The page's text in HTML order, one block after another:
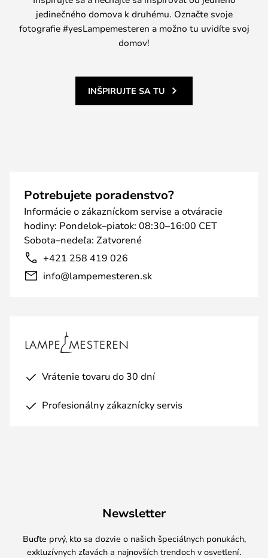
jedinečného domova k druhému. Označte svoje
fotografie #yesLampemesteren a možno tu uvidíte svoj
domov!
INŠPIRUJTE SA TU
Potrebujete poradenstvo?
Informácie o zákazníckom servise a otváracie
hodiny: Pondelok–piatok: 08:30–16:00 CET
Sobota–nedeľa: Zatvorené
+421 258 419 026
info@lampemesteren.sk
Vrátenie tovaru do 30 dní
Profesionálny zákaznícky servis
Newsletter
Buďte prvý, kto sa dozvie o našich špeciálnych ponukách,
exkluzívnych zľavách a najnovších trendoch v osvetlení.